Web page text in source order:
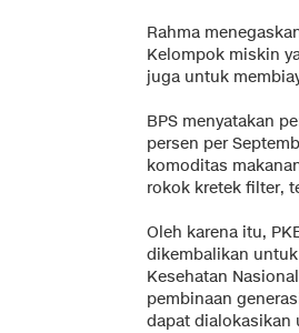
Rahma
Kelompok miskin
juga untuk
BPS menyatakan
persen per
komoditas
rokok kretek filter,
Oleh karena itu,
dikembalikan
Kesehatan
pembinaan
dapat dialokasikan